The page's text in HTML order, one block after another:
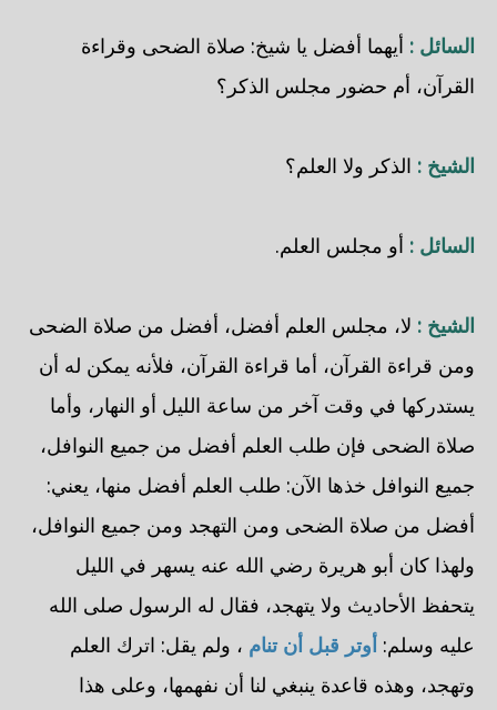
السائل : أيهما أفضل يا شيخ: صلاة الضحى وقراءة
القرآن، أم حضور مجلس الذكر؟
الشيخ : الذكر ولا العلم؟
السائل : أو مجلس العلم.
الشيخ : لا، مجلس العلم أفضل، أفضل من صلاة الضحى
ومن قراءة القرآن، أما قراءة القرآن، فلأنه يمكن له أن
يستدركها في وقت آخر من ساعة الليل أو النهار، وأما
صلاة الضحى فإن طلب العلم أفضل من جميع النوافل،
جميع النوافل خذها الآن: طلب العلم أفضل منها، يعني:
أفضل من صلاة الضحى ومن التهجد ومن جميع النوافل،
ولهذا كان أبو هريرة رضي الله عنه يسهر في الليل
يتحفظ الأحاديث ولا يتهجد، فقال له الرسول صلى الله
عليه وسلم: أوتر قبل أن تنام ، ولم يقل: اترك العلم
وتهجد، وهذه قاعدة ينبغي لنا أن نفهمها، وعلى هذا